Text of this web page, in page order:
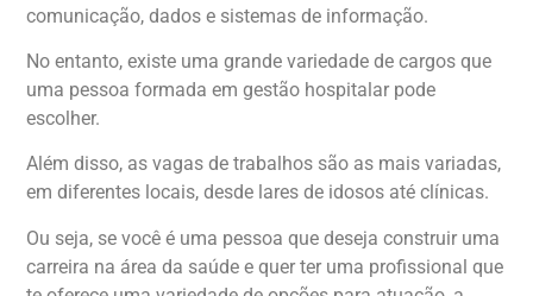
comunicação, dados e sistemas de informação.
No entanto, existe uma grande variedade de cargos que
uma pessoa formada em gestão hospitalar pode
escolher.
Além disso, as vagas de trabalhos são as mais variadas,
em diferentes locais, desde lares de idosos até clínicas.
Ou seja, se você é uma pessoa que deseja construir uma
carreira na área da saúde e quer ter uma profissional que